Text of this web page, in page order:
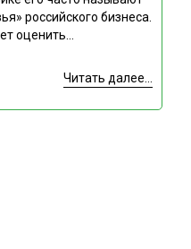
российского бизнеса.
оценить...
Читать далее...